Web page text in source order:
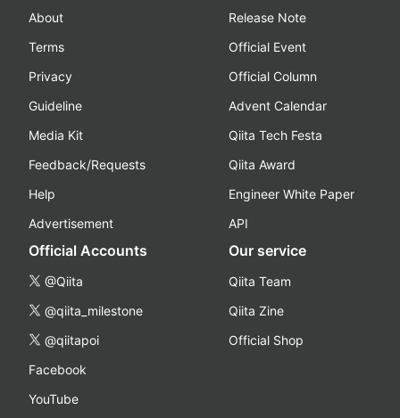
About
Terms
Privacy
Guideline
Media Kit
Feedback/Requests
Help
Advertisement
Release Note
Official Event
Official Column
Advent Calendar
Qiita Tech Festa
Qiita Award
Engineer White Paper
API
Official Accounts
@Qiita
@qiita_milestone
@qiitapoi
Facebook
YouTube
Our service
Qiita Team
Qiita Zine
Official Shop